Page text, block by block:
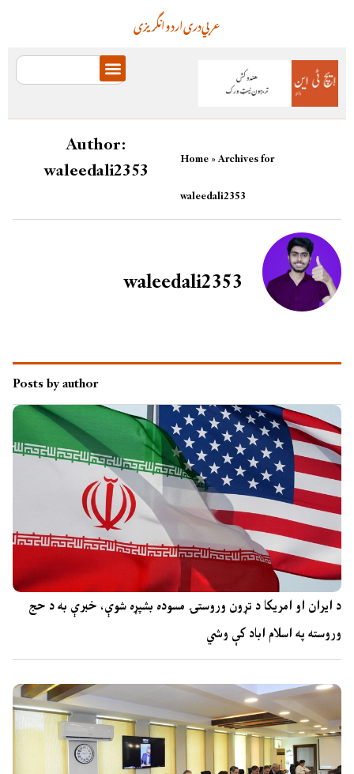
انگریزیاردودریعربي
Author:
waleedali2353 Home»Archives for
waleedali2353
waleedali2353
Posts by author
د ایران او امریکا د تړون وروستۍ مسوده بشپړه شوې، خبرې به د حج
وروسته په اسلام اباد کې وشي